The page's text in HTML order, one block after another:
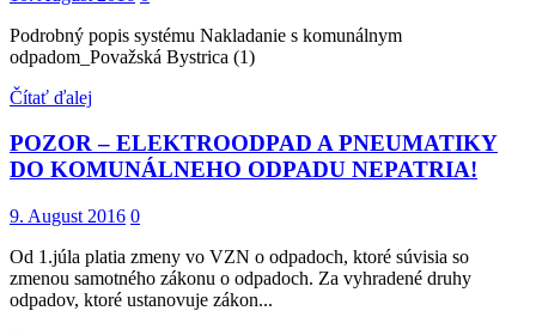
Podrobný popis systému Nakladanie s komunálnym
odpadom_Považská Bystrica (1)
Čítať ďalej
POZOR – ELEKTROODPAD A PNEUMATIKY
DO KOMUNÁLNEHO ODPADU NEPATRIA!
9. August 2016 0
Od 1.júla platia zmeny vo VZN o odpadoch, ktoré súvisia so
zmenou samotného zákonu o odpadoch. Za vyhradené druhy
odpadov, ktoré ustanovuje zákon...